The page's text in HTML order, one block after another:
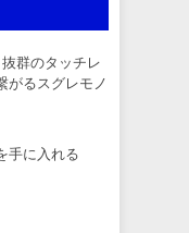
群のタッチレ
がるスグレモノ
手に入れる